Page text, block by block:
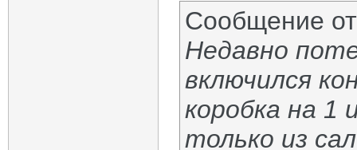
Сообщение
Недавно
включился
коробка на 1
только из